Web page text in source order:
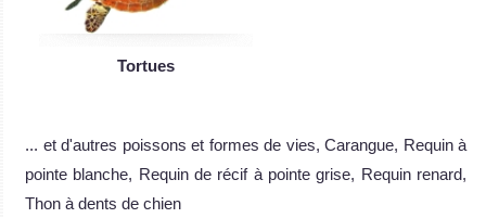
Tortues
... et d'autres poissons et formes de vies, Carangue, Requin à
pointe blanche, Requin de récif à pointe grise, Requin renard,
Thon à dents de chien